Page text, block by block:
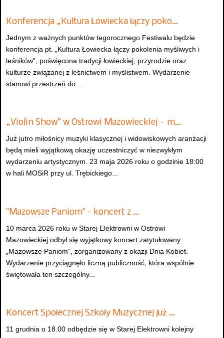
Konferencja „Kultura Łowiecka łączy poko…
Jednym z ważnych punktów tegorocznego Festiwalu będzie
konferencja pt. „Kultura Łowiecka łączy pokolenia myśliwych i
leśników”, poświęcona tradycji łowieckiej, przyrodzie oraz
kulturze związanej z leśnictwem i myślistwem. Wydarzenie
stanowi przestrzeń do...
„Violin Show” w Ostrowi Mazowieckiej – m…
Już jutro miłośnicy muzyki klasycznej i widowiskowych aranżacji
będą mieli wyjątkową okazję uczestniczyć w niezwykłym
wydarzeniu artystycznym. 23 maja 2026 roku o godzinie 18:00
w hali MOSiR przy ul. Trębickiego...
"Mazowsze Paniom" - koncert z …
10 marca 2026 roku w Starej Elektrowni w Ostrowi
Mazowieckiej odbył się wyjątkowy koncert zatytułowany
„Mazowsze Paniom”, zorganizowany z okazji Dnia Kobiet.
Wydarzenie przyciągnęło liczną publiczność, która wspólnie
świętowała ten szczególny...
Koncert Społecznej Szkoły Muzycznej już …
11 grudnia o 18.00 odbędzie się w Starej Elektrowni kolejny